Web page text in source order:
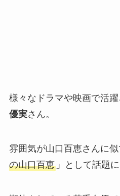
様々なドラマや映画で活躍
優実さん。
雰囲気が山口百恵さんに
の山口百恵」として話題に